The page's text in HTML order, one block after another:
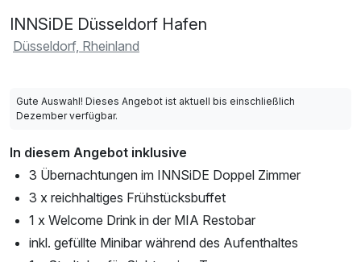
INNSiDE Düsseldorf Hafen
Düsseldorf, Rheinland
Gute Auswahl! Dieses Angebot ist aktuell bis einschließlich
Dezember verfügbar.
In diesem Angebot inklusive
3 Übernachtungen im INNSiDE Doppel Zimmer
3 x reichhaltiges Frühstücksbuffet
1 x Welcome Drink in der MIA Restobar
inkl. gefüllte Minibar während des Aufenthaltes